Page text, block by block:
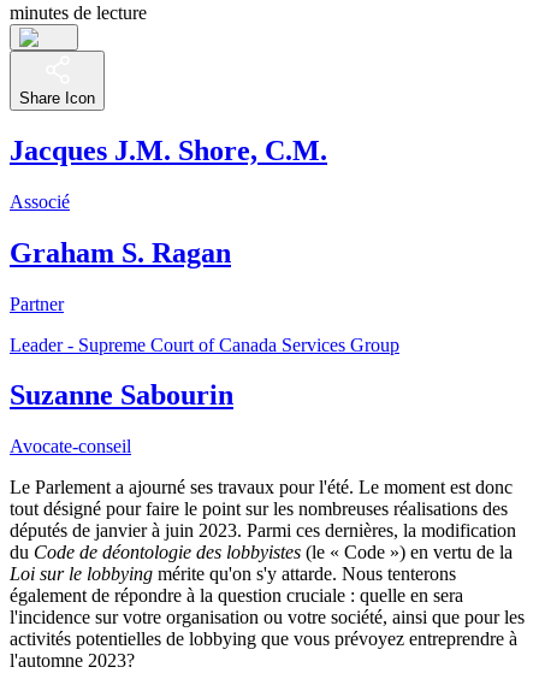
minutes de lecture
Share Icon
Jacques J.M. Shore, C.M.
Associé
Graham S. Ragan
Partner
Leader - Supreme Court of Canada Services Group
Suzanne Sabourin
Avocate-conseil
Le Parlement a ajourné ses travaux pour l'été. Le moment est donc
tout désigné pour faire le point sur les nombreuses réalisations des
députés de janvier à juin 2023. Parmi ces dernières, la modification
du Code de déontologie des lobbyistes (le « Code ») en vertu de la
Loi sur le lobbying mérite qu'on s'y attarde. Nous tenterons
également de répondre à la question cruciale : quelle en sera
l'incidence sur votre organisation ou votre société, ainsi que pour les
activités potentielles de lobbying que vous prévoyez entreprendre à
l'automne 2023?